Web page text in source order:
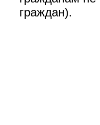
граждан).